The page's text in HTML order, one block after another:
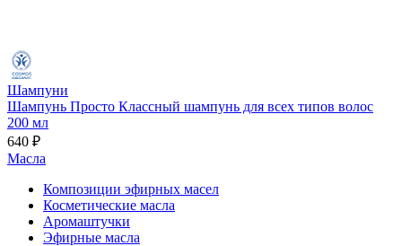
Шампуни
Шампунь Просто Классный шампунь для всех типов волос
200 мл
640 ₽
Масла
Композиции эфирных масел
Косметические масла
Аромаштучки
Эфирные масла